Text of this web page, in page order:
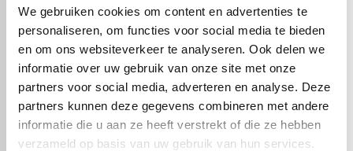
We gebruiken cookies om content en advertenties te
personaliseren, om functies voor social media te bieden
en om ons websiteverkeer te analyseren. Ook delen we
informatie over uw gebruik van onze site met onze
partners voor social media, adverteren en analyse. Deze
partners kunnen deze gegevens combineren met andere
informatie die u aan ze heeft verstrekt of die ze hebben
verzameld op basis van uw gebruik van hun services.
materiaal een grotere thermische uitzetting dan metalen leidingen,
waardoor hiermee rekening moet worden gehouden bij het ontwerp.
Tot slot zijn voor het maken van sterke en lekdichte verbindingen
speciale lastechnieken en vakkennis vereist.
Handig om er bij te kopen